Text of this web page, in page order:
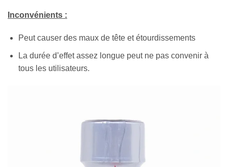
Inconvénients :
Peut causer des maux de tête et étourdissements
La durée d’effet assez longue peut ne pas convenir à
tous les utilisateurs.